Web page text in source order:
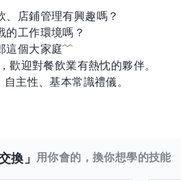
、店鋪管理有興趣嗎？
的工作環境嗎？
這個大家庭﹌
歡迎對餐飲業有熱忱的夥伴。
主性、基本常識禮儀。
換」 用你會的，換你想學的技能